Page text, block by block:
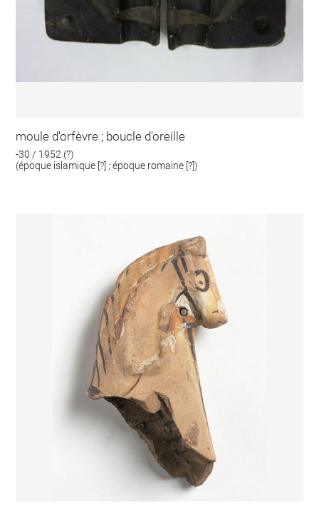
moule d'orfèvre ; boucle d'oreille
-30 / 1952 (?)
(époque islamique [?] ; époque romaine [?])